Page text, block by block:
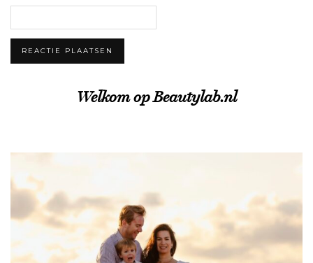
Welkom op Beautylab.nl